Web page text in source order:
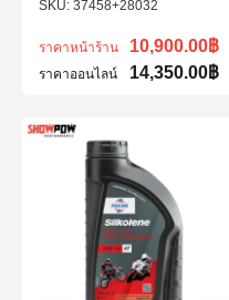
37458+28032
ราคาหน้าร้าน 10,900.00฿
ราคาออนไลน์ 14,350.00฿